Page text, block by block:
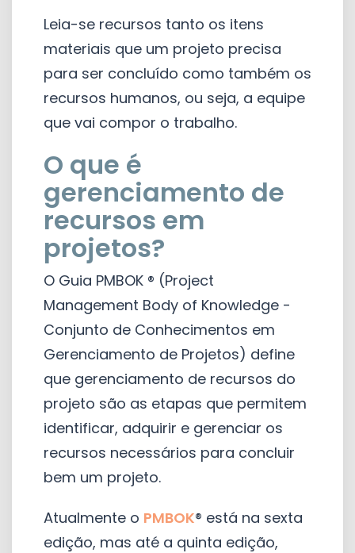
Leia-se recursos tanto os itens
materiais que um projeto precisa
para ser concluído como também os
recursos humanos, ou seja, a equipe
que vai compor o trabalho.
O que é
gerenciamento de
recursos em
projetos?
O Guia PMBOK ® (Project
Management Body of Knowledge -
Conjunto de Conhecimentos em
Gerenciamento de Projetos) define
que gerenciamento de recursos do
projeto são as etapas que permitem
identificar, adquirir e gerenciar os
recursos necessários para concluir
bem um projeto.
Atualmente o PMBOK® está na sexta
edição, mas até a quinta edição,